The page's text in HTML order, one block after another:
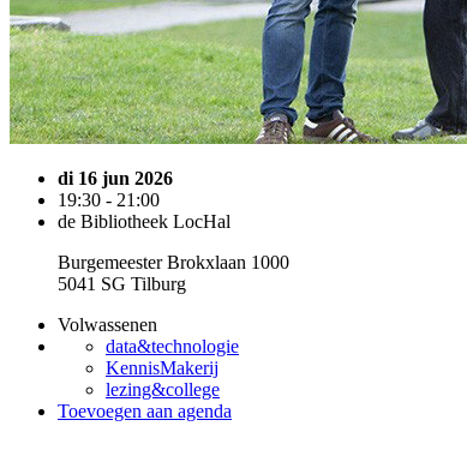
di 16 jun 2026
19:30 - 21:00
de Bibliotheek LocHal
Burgemeester Brokxlaan 1000
5041 SG Tilburg
Volwassenen
data&technologie
KennisMakerij
lezing&college
Toevoegen aan agenda